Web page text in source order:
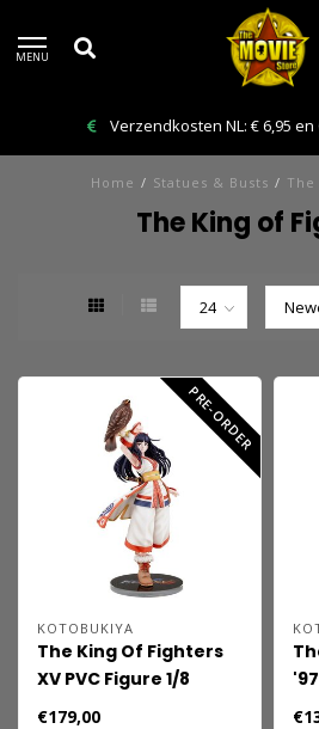
MENU
Verzendkosten NL: € 6,95 en
Home / Statues & Busts /
The King of
PRE-ORDER
KOTOBUKIYA
The King Of Fighters
XV PVC Figure 1/8
Nakoruru Ver. 25 cm
€179,00